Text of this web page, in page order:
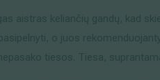
aistras keliančių gandų, kad
o juos
tiesos. Tiesa,